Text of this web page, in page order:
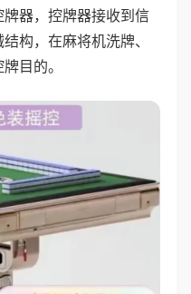
器，控牌器接收到信
构，在麻将机洗牌、
目的。